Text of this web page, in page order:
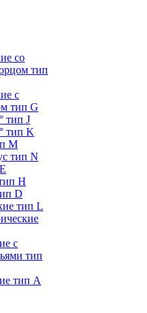
cо
тип
с
тип G
тип J
тип K
M
тип N
H
D
тип L
с
тип
тип А